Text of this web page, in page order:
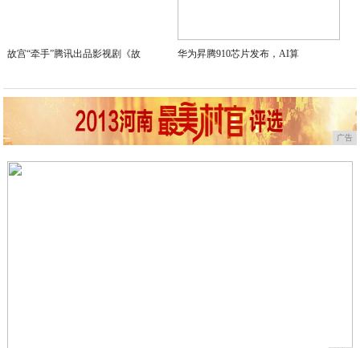
故宫“牵手”腾讯出品影视剧《故 华为昇腾910芯片发布，AI算
广告